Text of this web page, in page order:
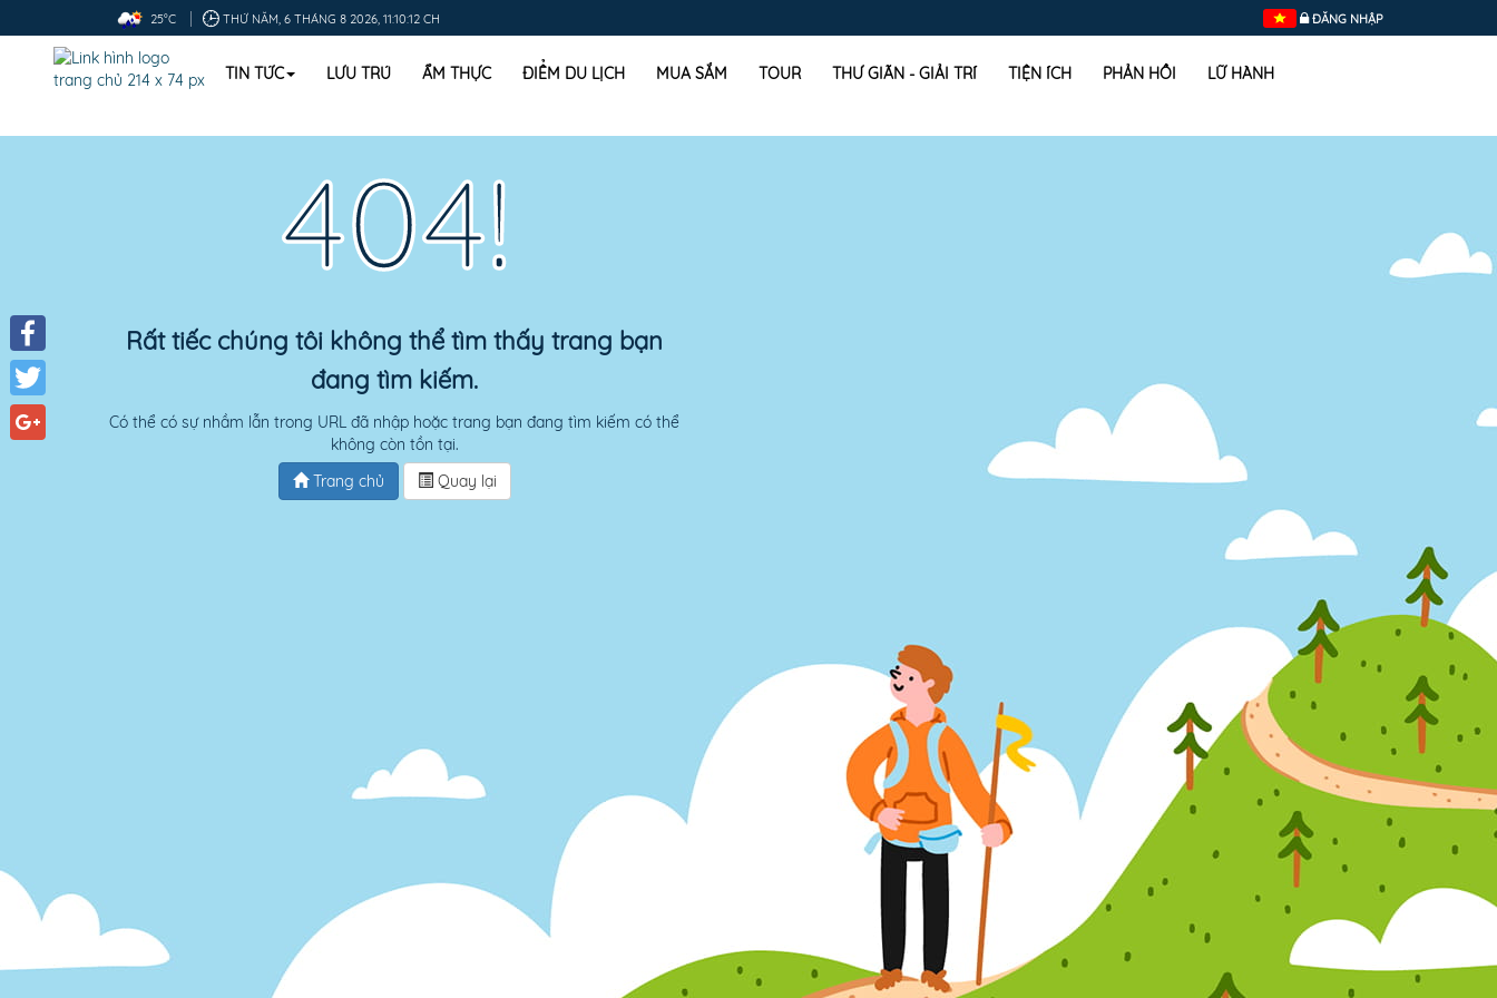
25°C THỨ NĂM, 6 THÁNG 8 2026, 11:10:13 CH ĐĂNG NHẬP
TIN TỨC LƯU TRÚ ẨM THỰC ĐIỂM DU LỊCH MUA SẮM TOUR THƯ GIÃN - GIẢI TRÍ TIỆN ÍCH PHẢN HỒI LỮ HÀNH
Facebook
Twitter
404!
Rất tiếc chúng tôi không thể tìm thấy trang bạn
đang tìm kiếm.
Có thể có sự nhầm lẫn trong URL đã nhập hoặc trang bạn đang tìm kiếm có thể
không còn tồn tại.
Trang chủ
Quay lại